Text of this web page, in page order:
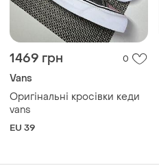
1469 грн 0
Vans
Оригінальні кросівки кеди
vans
EU 39